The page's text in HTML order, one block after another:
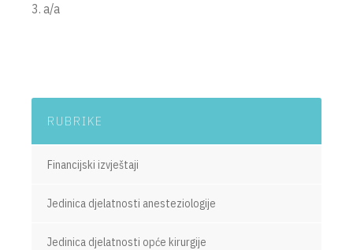
3. a/a
RUBRIKE
Financijski izvještaji
Jedinica djelatnosti anesteziologije
Jedinica djelatnosti opće kirurgije